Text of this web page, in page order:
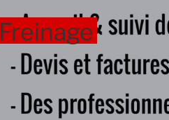
Freinage